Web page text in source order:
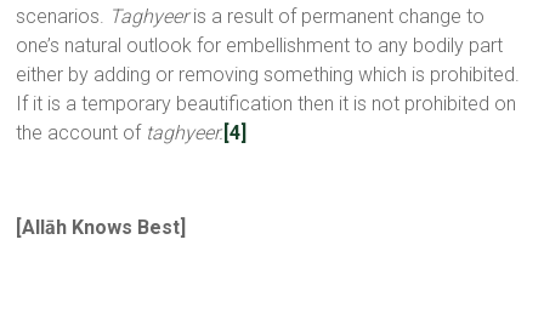
scenarios. Taghyeeris a result of permanent change to
one’s natural outlook for embellishment to any bodily part
either by adding or removing something which is prohibited.
If it is a temporary beautification then it is not prohibited on
the account of taghyeer. [4]
[Allāh Knows Best]